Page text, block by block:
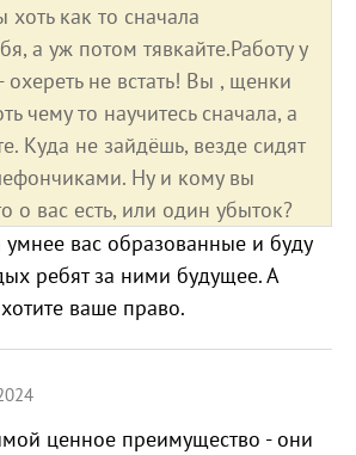
как то сначала
а уж потом тявкайте.Работу у
охереть не встать! Вы , щенки
чему то научитесь сначала, а
Куда не зайдёшь, везде сидят
Ну и кому вы
о вас есть, или один убыток?
вас образованные и буду
ребят за ними будущее. А
ваше право.
ценное преимущество - они